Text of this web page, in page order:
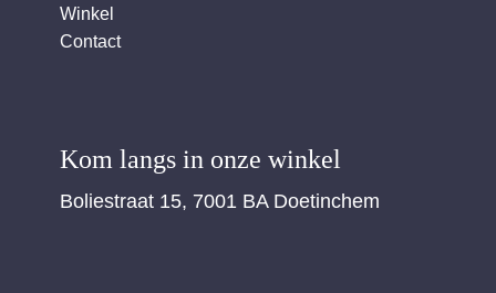
Winkel
Contact
Kom langs in onze winkel
Boliestraat 15, 7001 BA Doetinchem